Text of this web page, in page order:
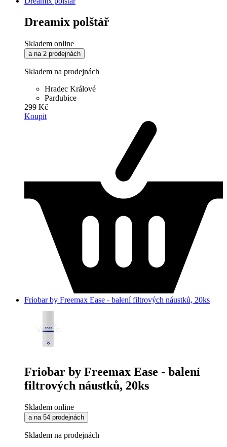
Dreamix polštář
Skladem online
a na 2 prodejnách
Skladem na prodejnách
Hradec Králové
Pardubice
299 Kč
Koupit
Friobar by Freemax Ease - balení filtrových náustků, 20ks
Friobar by Freemax Ease - balení
filtrových náustků, 20ks
Skladem online
a na 54 prodejnách
Skladem na prodejnách